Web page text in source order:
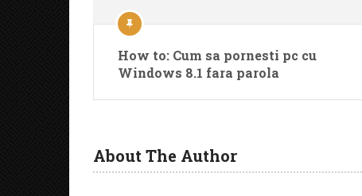
How to: Cum sa pornesti pc cu
Windows 8.1 fara parola
About The Author